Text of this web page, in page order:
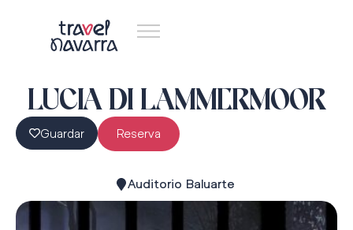
LUCIA DI LAMMERMOOR
Guardar Reserva
Auditorio Baluarte